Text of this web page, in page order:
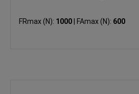
FRmax (N): 1000 FAmax (N): 600